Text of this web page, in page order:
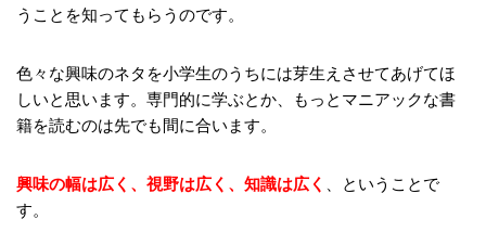
うことを知ってもらうのです。
色々な興味のネタを小学生のうちには芽生えさせてあげてほ
しいと思います。専門的に学ぶとか、もっとマニアックな書
籍を読むのは先でも間に合います。
興味の幅は広く、視野は広く、知識は広く
、ということで
す。